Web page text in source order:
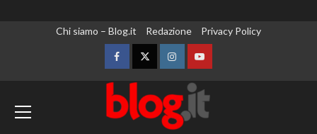
Chi siamo – Blog.it Redazione Privacy Policy
FacebookTwitterInstagramYouTube